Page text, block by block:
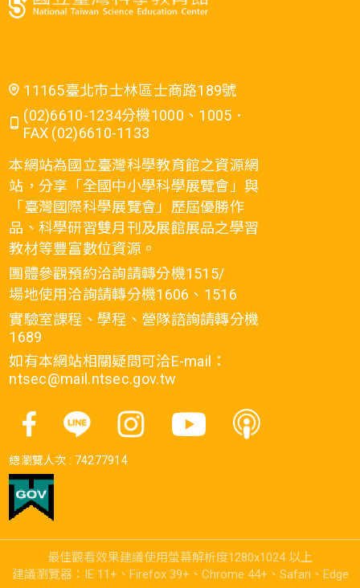
11165臺北市士林區士商路189號
(02)6610-1234分機1000、1005．
FAX (02)6610-1133
本網站為國立臺灣科學教育館之資源網
站，分享「全國中小學科學展覽會」與
「臺灣國際科學展覽會」歷屆優勝作
品、科學研習雙月刊及展館展品之學習
教材等豐富數位資源。
團體參觀預約洽詢請轉分機1515/
場地使用洽詢請轉分機1606、1516
實驗室課程、學程、營隊諮詢請轉分機
1689
如有本網站相關疑問可洽E-mail：
ntsec@mail.ntsec.gov.tw
總瀏覽人次 : 74277914
最佳觀看效果建議使用螢幕解析度1280x1024 以上
建議瀏覽器：IE 11+、Firefox 39+、Chrome 44+、Safari、Edge